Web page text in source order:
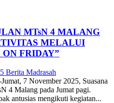
MTsN 4 MALANG
MELALUI
FRIDAY”
Berita Madrasah
7 November 2025, Suasana
4 Malang pada Jumat pagi.
antusias mengikuti kegiatan...